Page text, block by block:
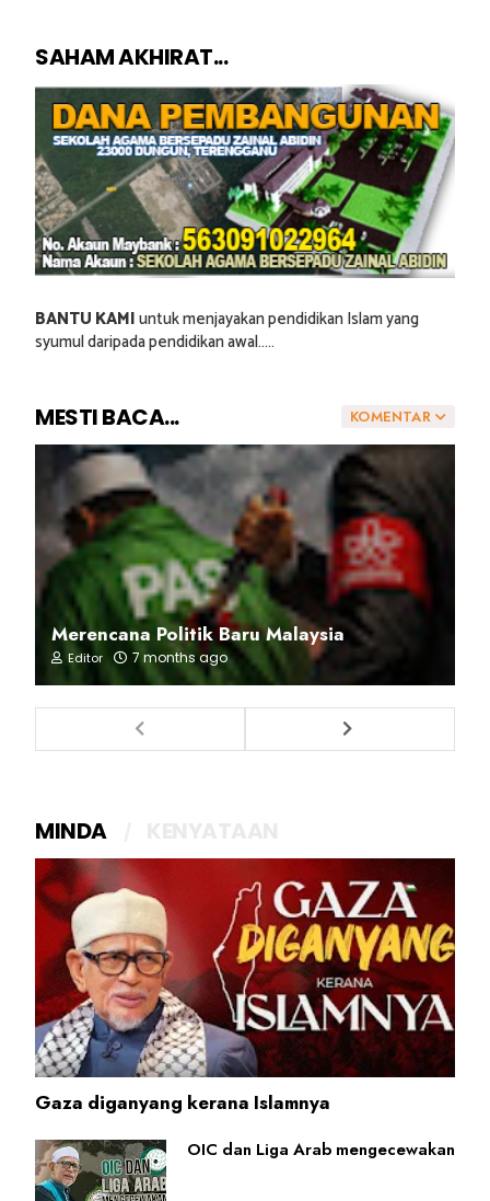
SAHAM AKHIRAT...
BANTU KAMIuntuk menjayakan pendidikan Islam yang
syumul daripada pendidikan awal.....
KOMENTAR
MESTI BACA...
Merencana Politik Baru Malaysia
Editor 7 months ago
MINDA
Gaza diganyang kerana Islamnya
OIC dan Liga Arab mengecewakan